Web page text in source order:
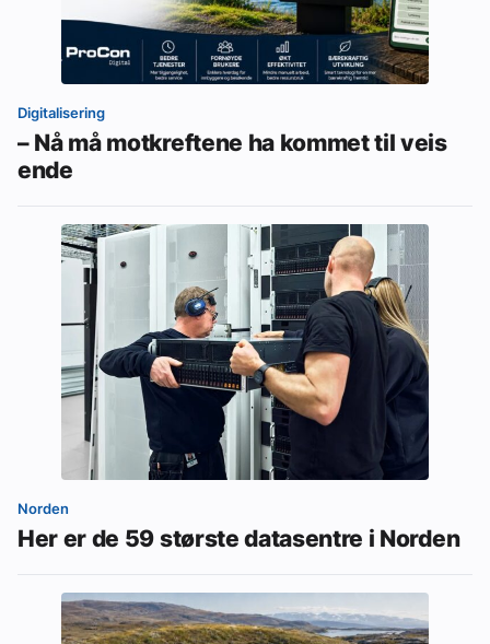
Digitalisering
– Nå må motkreftene ha kommet til veis
ende
Norden
Her er de 59 største datasentre i Norden